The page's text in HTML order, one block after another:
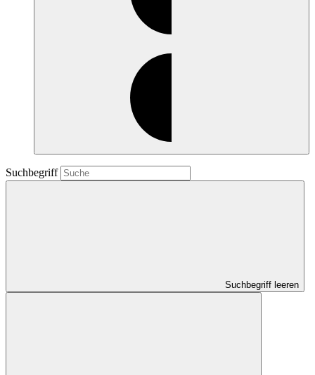
Suchbegriff
Suchbegriff leeren